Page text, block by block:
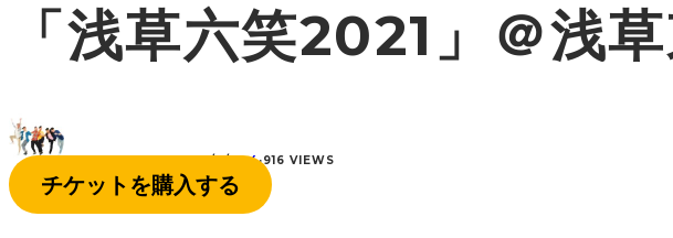
「浅草六笑2021」＠浅
6-DIM+ EDITOR·2021/11/10·4·916 VIEWS
チケットを購入する